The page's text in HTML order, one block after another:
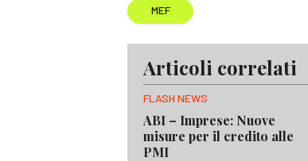
MEF
Articoli correlati
FLASH NEWS
ABI – Imprese: Nuove
misure per il credito alle
PMI